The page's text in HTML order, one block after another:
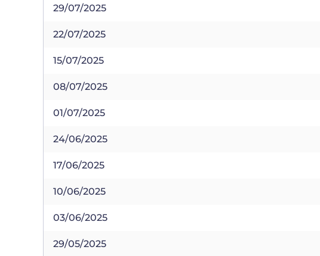
29/07/2025
22/07/2025
15/07/2025
08/07/2025
01/07/2025
24/06/2025
17/06/2025
10/06/2025
03/06/2025
29/05/2025